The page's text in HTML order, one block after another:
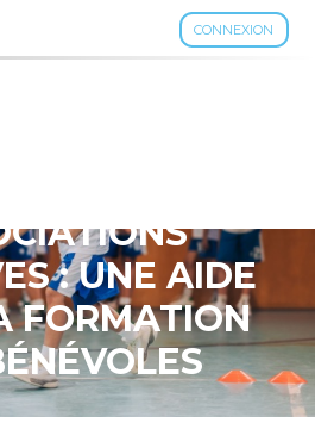
CONNEXION
: UNE AIDE
FORMATION